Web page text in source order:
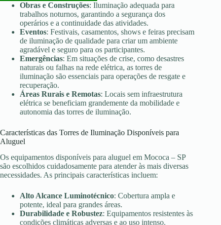
Obras e Construções: Iluminação adequada para
trabalhos noturnos, garantindo a segurança dos
operários e a continuidade das atividades.
Eventos: Festivais, casamentos, shows e feiras precisam
de iluminação de qualidade para criar um ambiente
agradável e seguro para os participantes.
Emergências: Em situações de crise, como desastres
naturais ou falhas na rede elétrica, as torres de
iluminação são essenciais para operações de resgate e
recuperação.
Áreas Rurais e Remotas: Locais sem infraestrutura
elétrica se beneficiam grandemente da mobilidade e
autonomia das torres de iluminação.
Características das Torres de Iluminação Disponíveis para
Aluguel
Os equipamentos disponíveis para aluguel em Mococa – SP
são escolhidos cuidadosamente para atender às mais diversas
necessidades. As principais características incluem:
Alto Alcance Luminotécnico: Cobertura ampla e
potente, ideal para grandes áreas.
Durabilidade e Robustez: Equipamentos resistentes às
condições climáticas adversas e ao uso intenso.